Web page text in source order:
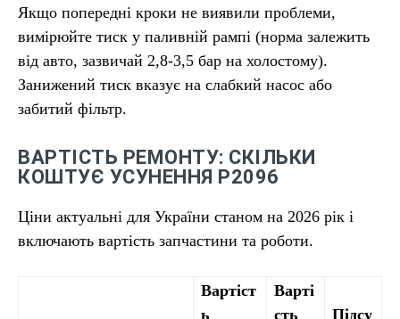
Якщо попередні кроки не виявили проблеми,
вимірюйте тиск у паливній рампі (норма залежить
від авто, зазвичай 2,8-3,5 бар на холостому).
Занижений тиск вказує на слабкий насос або
забитий фільтр.
ВАРТІСТЬ РЕМОНТУ: СКІЛЬКИ
КОШТУЄ УСУНЕННЯ P2096
Ціни актуальні для України станом на 2026 рік і
включають вартість запчастини та роботи.
Вартіст
ь
Варті
сть
Підсу